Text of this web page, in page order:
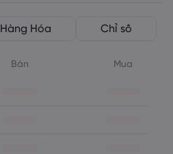
Hàng Hóa Chỉ số
Bán Mua